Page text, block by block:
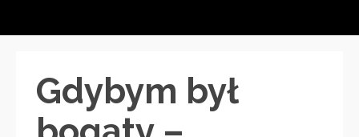
Gdybym był